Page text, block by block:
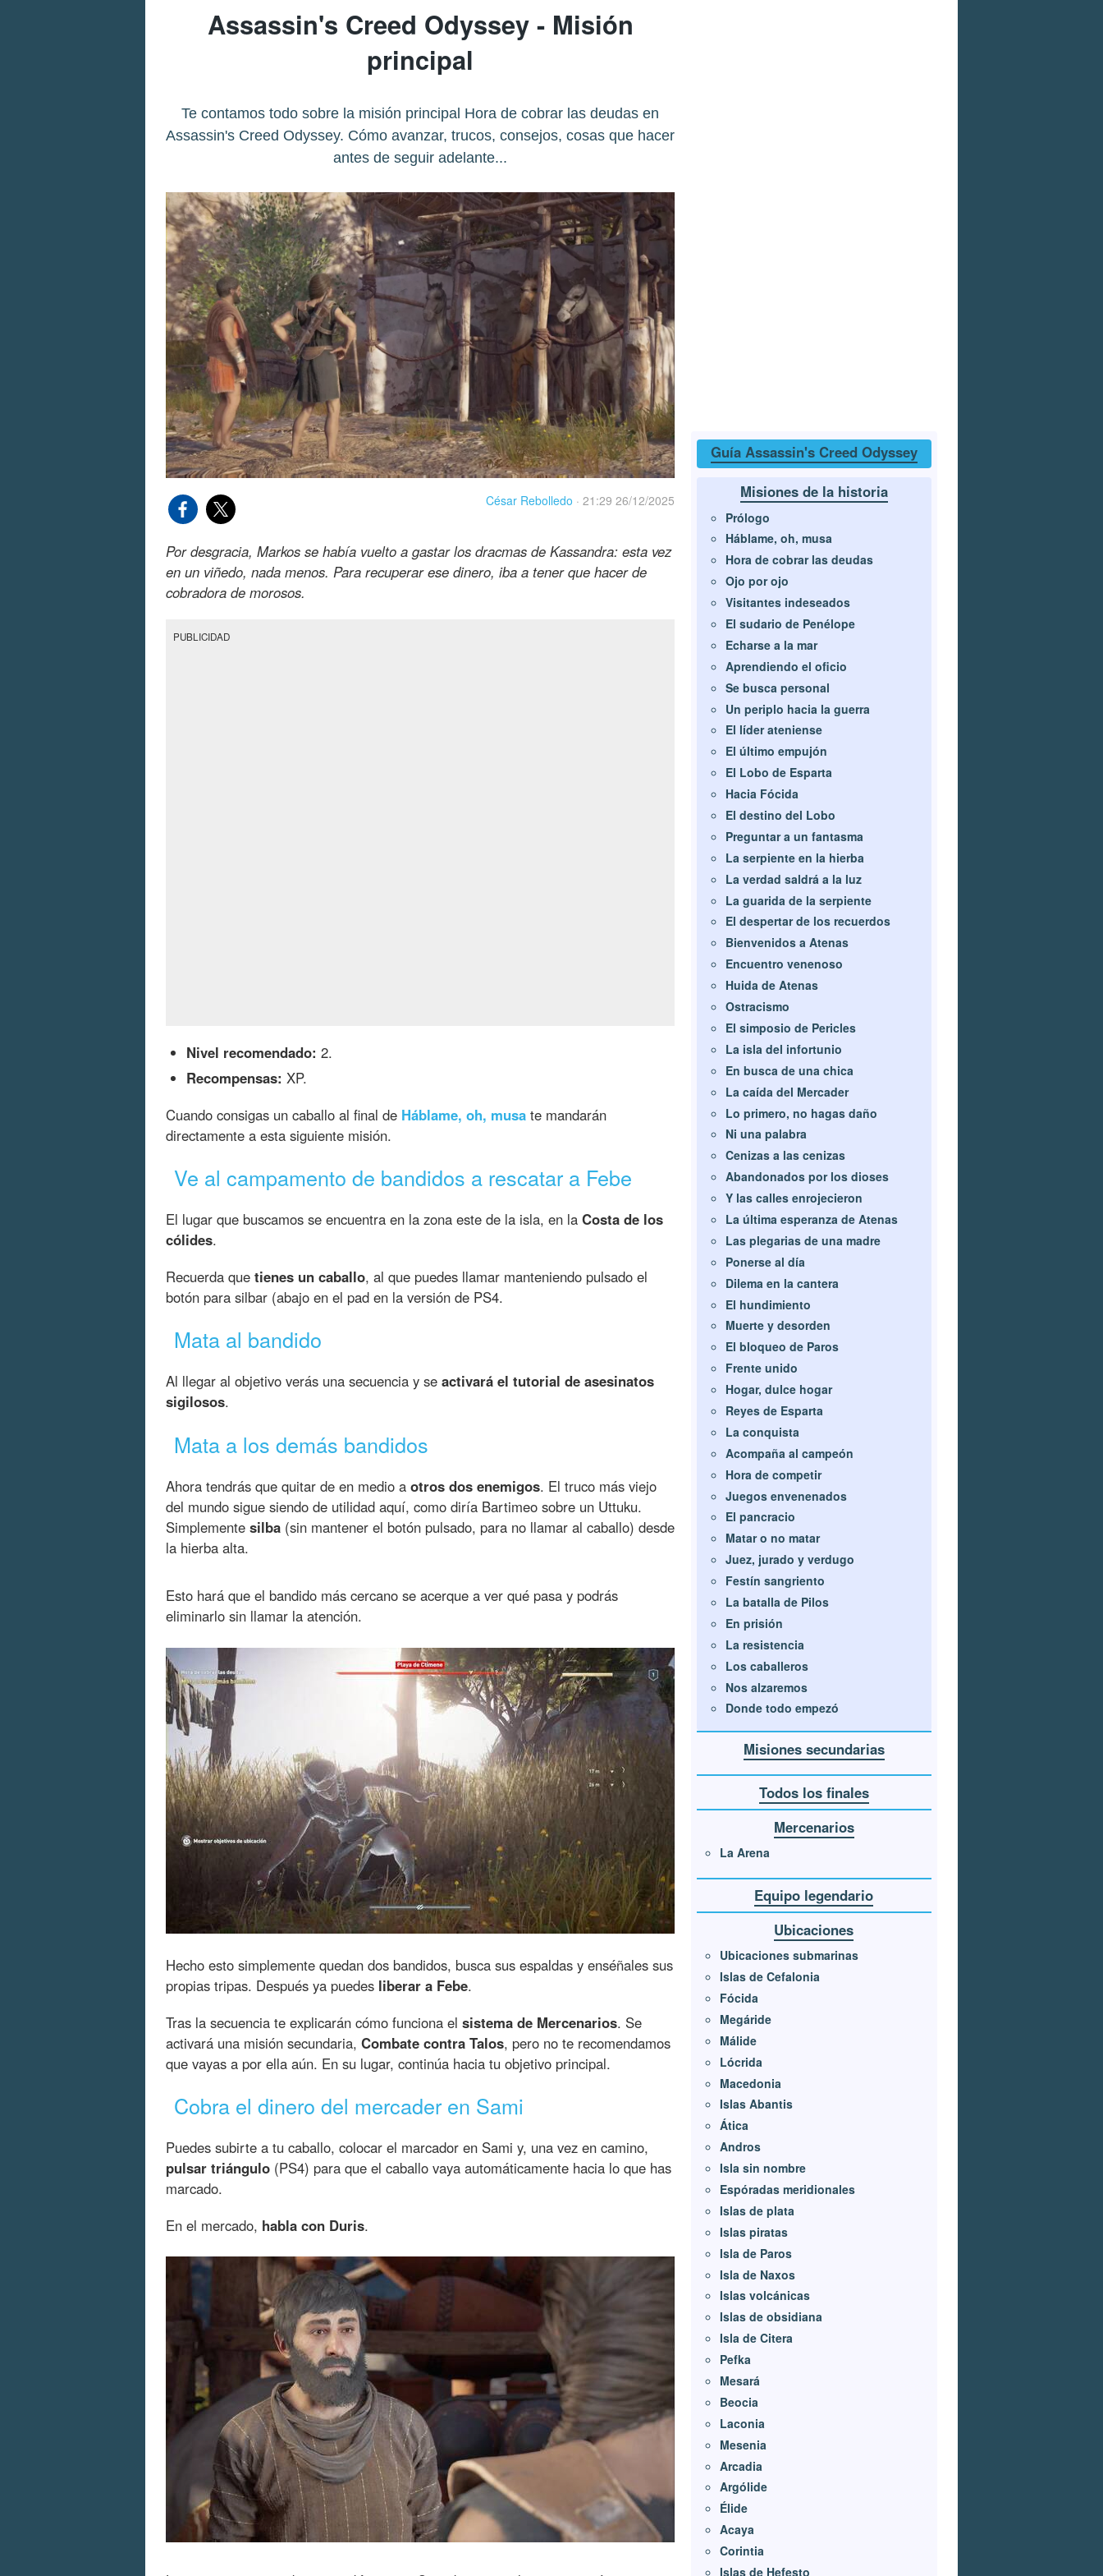
Assassin's Creed Odyssey - Misión
principal
Te contamos todo sobre la misión principal Hora de cobrar las deudas en
Assassin's Creed Odyssey. Cómo avanzar, trucos, consejos, cosas que hacer
antes de seguir adelante...
César Rebolledo · 21:29 26/12/2025
Por desgracia, Markos se había vuelto a gastar los dracmas de Kassandra: esta vez
en un viñedo, nada menos. Para recuperar ese dinero, iba a tener que hacer de
cobradora de morosos.
PUBLICIDAD
Nivel recomendado: 2.
Recompensas: XP.
Cuando consigas un caballo al final de Háblame, oh, musa te mandarán
directamente a esta siguiente misión.
Ve al campamento de bandidos a rescatar a Febe
El lugar que buscamos se encuentra en la zona este de la isla, en la Costa de los
cólides.
Recuerda que tienes un caballo, al que puedes llamar manteniendo pulsado el
botón para silbar (abajo en el pad en la versión de PS4.
Mata al bandido
Al llegar al objetivo verás una secuencia y se activará el tutorial de asesinatos
sigilosos.
Mata a los demás bandidos
Ahora tendrás que quitar de en medio a otros dos enemigos. El truco más viejo
del mundo sigue siendo de utilidad aquí, como diría Bartimeo sobre un Uttuku.
Simplemente silba (sin mantener el botón pulsado, para no llamar al caballo) desde
la hierba alta.
Esto hará que el bandido más cercano se acerque a ver qué pasa y podrás
eliminarlo sin llamar la atención.
Hecho esto simplemente quedan dos bandidos, busca sus espaldas y enséñales sus
propias tripas. Después ya puedes liberar a Febe.
Tras la secuencia te explicarán cómo funciona el sistema de Mercenarios. Se
activará una misión secundaria, Combate contra Talos, pero no te recomendamos
que vayas a por ella aún. En su lugar, continúa hacia tu objetivo principal.
Cobra el dinero del mercader en Sami
Puedes subirte a tu caballo, colocar el marcador en Sami y, una vez en camino,
pulsar triángulo (PS4) para que el caballo vaya automáticamente hacia lo que has
marcado.
En el mercado, habla con Duris.
Guía Assassin's Creed Odyssey
Misiones de la historia
Prólogo
Háblame, oh, musa
Hora de cobrar las deudas
Ojo por ojo
Visitantes indeseados
El sudario de Penélope
Echarse a la mar
Aprendiendo el oficio
Se busca personal
Un periplo hacia la guerra
El líder ateniense
El último empujón
El Lobo de Esparta
Hacia Fócida
El destino del Lobo
Preguntar a un fantasma
La serpiente en la hierba
La verdad saldrá a la luz
La guarida de la serpiente
El despertar de los recuerdos
Bienvenidos a Atenas
Encuentro venenoso
Huida de Atenas
Ostracismo
El simposio de Pericles
La isla del infortunio
En busca de una chica
La caída del Mercader
Lo primero, no hagas daño
Ni una palabra
Cenizas a las cenizas
Abandonados por los dioses
Y las calles enrojecieron
La última esperanza de Atenas
Las plegarias de una madre
Ponerse al día
Dilema en la cantera
El hundimiento
Muerte y desorden
El bloqueo de Paros
Frente unido
Hogar, dulce hogar
Reyes de Esparta
La conquista
Acompaña al campeón
Hora de competir
Juegos envenenados
El pancracio
Matar o no matar
Juez, jurado y verdugo
Festín sangriento
La batalla de Pilos
En prisión
La resistencia
Los caballeros
Nos alzaremos
Donde todo empezó
Misiones secundarias
Todos los finales
Mercenarios
La Arena
Equipo legendario
Ubicaciones
Ubicaciones submarinas
Islas de Cefalonia
Fócida
Megáride
Málide
Lócrida
Macedonia
Islas Abantis
Ática
Andros
Isla sin nombre
Espóradas meridionales
Islas de plata
Islas piratas
Isla de Paros
Isla de Naxos
Islas volcánicas
Islas de obsidiana
Isla de Citera
Pefka
Mesará
Beocia
Laconia
Mesenia
Arcadia
Argólide
Élide
Acaya
Corintia
Islas de Hefesto